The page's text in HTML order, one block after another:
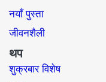
नयाँ पुस्ता
जीवनशैली
थप
शुक्रबार विशेष